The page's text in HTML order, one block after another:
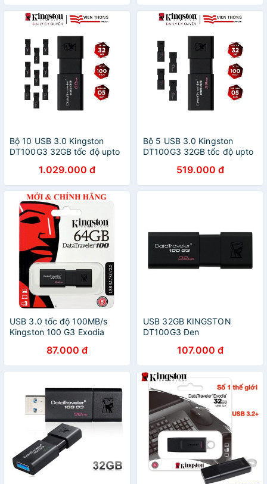
Bộ 10 USB 3.0 Kingston
DT100G3 32GB tốc độ upto
chính thức1.029.000 đ
Bộ 5 USB 3.0 Kingston
DT100G3 32GB tốc độ upto
chính thức519.000 đ
USB 3.0 tốc độ 100MB/s
Kingston 100 G3 Exodia
87.000 đ
USB 32GB KINGSTON
DT100G3 Đen
107.000 đ